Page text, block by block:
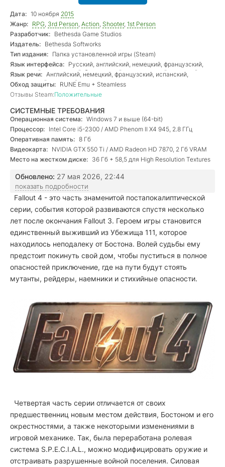
Дата: 10 ноября 2015
Жанр: RPG, 3rd Person, Action, Shooter, 1st Person
Разработчик: Bethesda Game Studios
Издатель: Bethesda Softworks
Тип издания: Папка установленной игры (Steam)
Язык интерфейса: Русский, английский, немецкий, французский,
испанский, итальянский, бразильский португальский, польский,
китайский традиционный, японский
Язык речи: Английский, немецкий, французский, испанский,
итальянский, японский
Обход защиты: RUNE Emu + Steamless
Отзывы Steam:Положительные
СИСТЕМНЫЕ ТРЕБОВАНИЯ
Операционная система: Windows 7 и выше (64-bit)
Процессор: Intel Core i5-2300 / AMD Phenom II X4 945, 2.8 ГГц
Оперативная память: 8 Гб
Видеокарта: NVIDIA GTX 550 Ti / AMD Radeon HD 7870, 2 Гб VRAM
Место на жестком диске: 36 Гб + 58,5 для High Resolution Textures
Обновлено: 27 мая 2026, 22:44
показать подробности
Fallout 4 - это часть знаменитой постапокалиптической
серии, события которой развиваются спустя несколько
лет после окончания Fallout 3. Героем игры становится
единственный выживший из Убежища 111, которое
находилось неподалеку от Бостона. Волей судьбы ему
предстоит покинуть свой дом, чтобы пуститься в полное
опасностей приключение, где на пути будут стоять
мутанты, рейдеры, наемники и стихийные опасности.
Четвертая часть серии отличается от своих
предшественниц новым местом действия, Бостоном и его
окрестностями, а также некоторыми изменениями в
игровой механике. Так, была переработана ролевая
система S.P.E.C.I.A.L., можно модифицировать оружие и
отстраивать разрушенные войной поселения. Силовая